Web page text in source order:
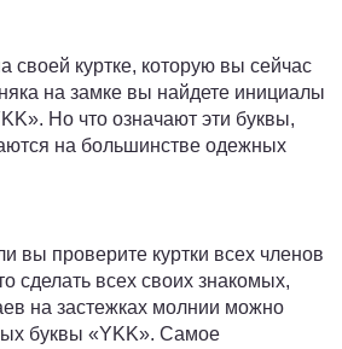
своей куртке, которую вы сейчас
на замке вы найдете инициалы
Но что означают эти буквы,
на большинстве одежных
вы проверите куртки всех членов
сделать всех своих знакомых,
на застежках молнии можно
буквы «YKK». Самое